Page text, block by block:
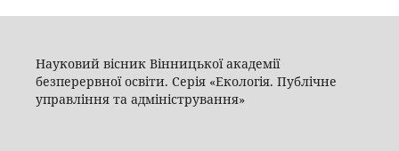
Науковий вісник Вінницької академії
безперервної освіти. Серія «Екологія. Публічне
управління та адміністрування»